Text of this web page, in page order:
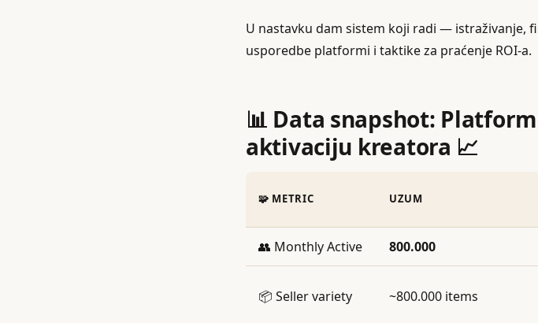
U nastavku dam sistem koji radi — istraživanje,
usporedbe platformi i taktike za praćenje ROI‑a.
📊 Data snapshot:
aktivaciju kreatora 📈
🧩 METRIC UZUM
👥 Monthly Active 800.000
📦 Seller variety ~800.000 items